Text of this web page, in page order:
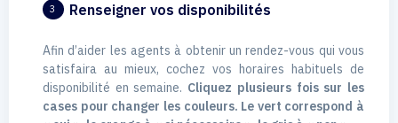
3 Renseigner vos disponibilités
Afin d’aider les agents à obtenir un rendez-vous qui vous
satisfaira au mieux, cochez vos horaires habituels de
disponibilité en semaine. Cliquez plusieurs fois sur les
cases pour changer les couleurs. Le vert correspond à